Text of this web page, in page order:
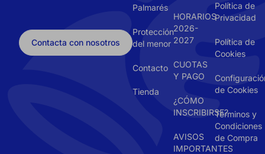
Contacta con nosotros
Palmarés
Protección
del menor
Contacto
Tienda
HORARIOS
2026-
2027
CUOTAS
Y PAGO
¿CÓMO
INSCRIBIRSE?
AVISOS
IMPORTANTES
Política de
Privacidad
Política de
Cookies
de Cookies
Términos y
Condiciones
de Compra